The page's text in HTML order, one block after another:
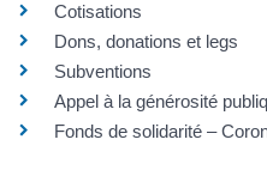
Cotisations
Dons, donations et legs
Subventions
Appel à la générosité
Fonds de solidarité –